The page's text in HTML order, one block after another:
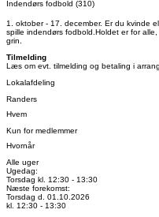
Indendørs fodbold (310)
1. oktober - 17. december. Er du kvinde
spille indendørs fodbold.Holdet er for
grin.
Tilmelding
Læs om evt. tilmelding og betaling i
Lokalafdeling
Randers
Hvem
Kun for medlemmer
Hvornår
Alle uger
Ugedag:
Torsdag kl. 12:30 - 13:30
Næste forekomst:
Torsdag d. 01.10.2026
kl. 12:30 - 13:30